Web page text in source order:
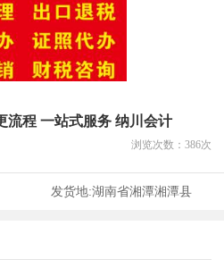
流程 一站式服务 纳川会计
浏览次数： 386次
发货地:湖南省湘潭湘潭县